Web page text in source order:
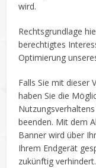
wird.
Rechtsgrundlage
berechtigtes
Optimierung
Falls Sie mit dieser
haben Sie die
beenden. Mit dem
Banner wird über
Ihrem Endgerät
zukünftig